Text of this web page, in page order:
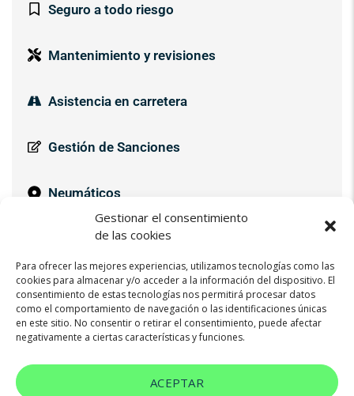
Gestionar el consentimiento
de las cookies
Para ofrecer las mejores experiencias, utilizamos tecnologías como las
cookies para almacenar y/o acceder a la información del dispositivo. El
consentimiento de estas tecnologías nos permitirá procesar datos
como el comportamiento de navegación o las identificaciones únicas
en este sitio. No consentir o retirar el consentimiento, puede afectar
negativamente a ciertas características y funciones.
ACEPTAR
Seguro a todo riesgo
Mantenimiento y revisiones
Asistencia en carretera
Gestión de Sanciones
Neumáticos
Pago de Impuestos
Contactar